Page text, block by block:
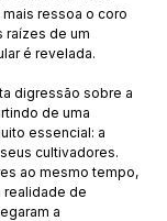
ressoa o coro
raízes de um
é revelada.
digressão sobre a
de uma
essencial: a
cultivadores.
ao mesmo tempo,
realidade de
a